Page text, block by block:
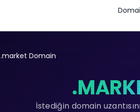
.market Domain
İstediğin domain